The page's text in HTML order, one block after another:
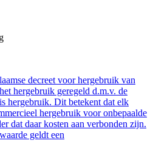
decreet voor hergebruik van
hergebruik geregeld d.m.v. de
hergebruik. Dit betekent dat elk
hergebruik voor onbepaalde
dat daar kosten aan verbonden zijn.
geldt een